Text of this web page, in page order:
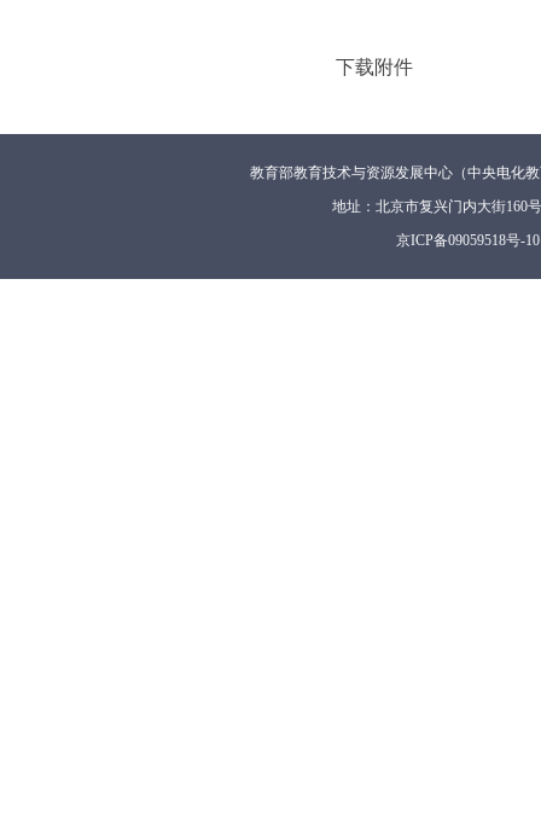
下载附件
教育部教育技术与资源发展中心（中央电化
地址：北京市复兴门内大街160号
京ICP备09059518号-10